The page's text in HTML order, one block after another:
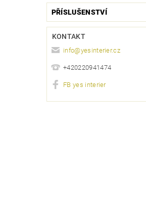
PŘÍSLUŠENSTVÍ
KONTAKT
info@yesinterier.cz
+420220941474
FB yes interier